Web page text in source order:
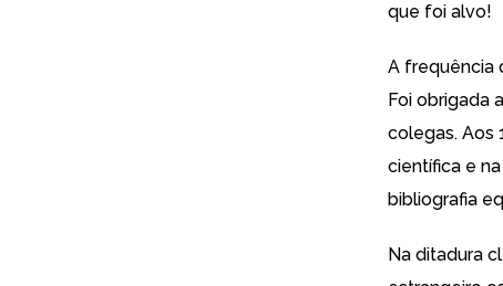
que foi alvo!
A frequência
Foi obrigada
colegas. Aos
científica e
bibliografia
Na ditadura